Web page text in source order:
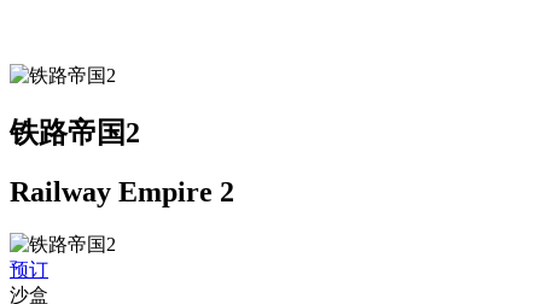
铁路帝国2
Railway Empire 2
预订
沙盒